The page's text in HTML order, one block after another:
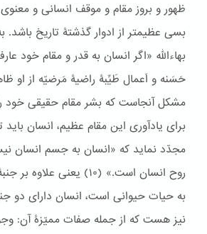
ظهور و بروز مقام و موقف انسانی و معنوی
بسی عظیمتر از ادوار گذشتۀ تاریخ
بهاءالله «اگر انسان به قدر و مقام خود
مشکل آنجاست که بشر مقام حقیقی خود
برای یادآوری این مقام عظیم، انسان
مجدّد نماید که «انسان به جسم انسان
روح انسان است.» (١۰) یعنی
به حیات حیوانی است، انسان دارای دو
نیز هست که از جمله صفات ممیّزۀ آن: